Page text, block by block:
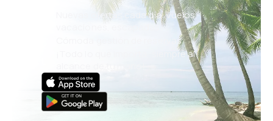
Nuevas ofertas cada día: vuelos,
vacaciones, escapadas
Cómoda gestión de reservas
¡Todo lo que importa, siempre al